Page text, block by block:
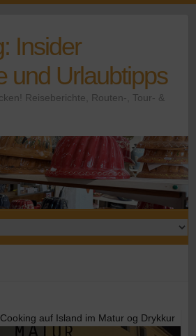
Insider
und Urlaubtipps
Reiseberichte, Routen-, Tour- &
auf Island im Matur og Drykkur